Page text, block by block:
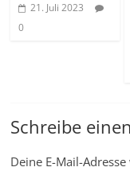
21. Juli 2023
0
Schreibe
Deine E-Mail-